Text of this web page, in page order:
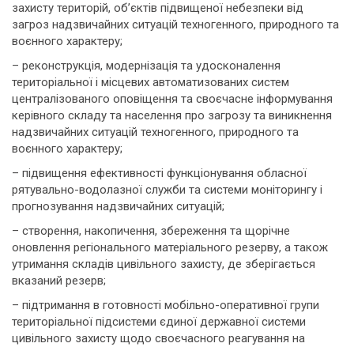
захисту територій, об’єктів підвищеної небезпеки від
загроз надзвичайних ситуацій техногенного, природного та
воєнного характеру;
– реконструкція, модернізація та удосконалення
територіальної і місцевих автоматизованих систем
централізованого оповіщення та своєчасне інформування
керівного складу та населення про загрозу та виникнення
надзвичайних ситуацій техногенного, природного та
воєнного характеру;
– підвищення ефективності функціонування обласної
рятувально-водолазної служби та системи моніторингу і
прогнозування надзвичайних ситуацій;
– створення, накопичення, збереження та щорічне
оновлення регіонального матеріального резерву, а також
утримання складів цивільного захисту, де зберігається
вказаний резерв;
– підтримання в готовності мобільно-оперативної групи
територіальної підсистеми єдиної державної системи
цивільного захисту щодо своєчасного реагування на